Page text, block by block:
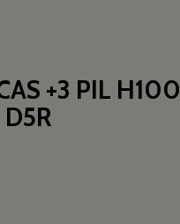
+3 PIL